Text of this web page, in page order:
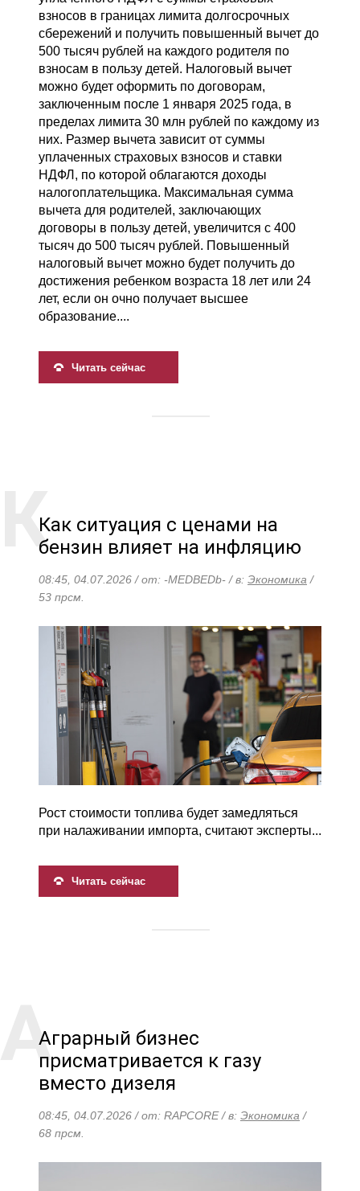
взносов в границах лимита долгосрочных
сбережений и получить повышенный вычет до
500 тысяч рублей на каждого родителя по
взносам в пользу детей. Налоговый вычет
можно будет оформить по договорам,
заключенным после 1 января 2025 года, в
пределах лимита 30 млн рублей по каждому из
них. Размер вычета зависит от суммы
уплаченных страховых взносов и ставки
НДФЛ, по которой облагаются доходы
налогоплательщика. Максимальная сумма
вычета для родителей, заключающих
договоры в пользу детей, увеличится с 400
тысяч до 500 тысяч рублей. Повышенный
налоговый вычет можно будет получить до
достижения ребенком возраста 18 лет или 24
лет, если он очно получает высшее
образование....
Читать сейчас
Как ситуация с ценами на
бензин влияет на инфляцию
08:45, 04.07.2026 / от: -MEDBEDb- / в: Экономика /
53 прсм.
Рост стоимости топлива будет замедляться
при налаживании импорта, считают эксперты...
Читать сейчас
Аграрный бизнес
присматривается к газу
вместо дизеля
08:45, 04.07.2026 / от: RAPCORE / в: Экономика /
68 прсм.